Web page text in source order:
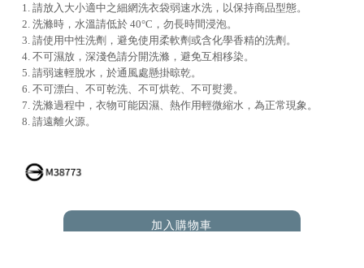
1. 請放入大小適中之細網洗衣袋弱速水洗，以保持商品型態。
2. 洗滌時，水溫請低於 40°C，勿長時間浸泡。
3. 請使用中性洗劑，避免使用柔軟劑或含化學香精的洗劑。
4. 不可濕放，深淺色請分開洗滌，避免互相移染。
5. 請弱速輕脫水，於通風處懸掛晾乾。
6. 不可漂白、不可乾洗、不可烘乾、不可熨燙。
7. 洗滌過程中，衣物可能因濕、熱作用輕微縮水，為正常現象。
8. 請遠離火源。
加入購物車